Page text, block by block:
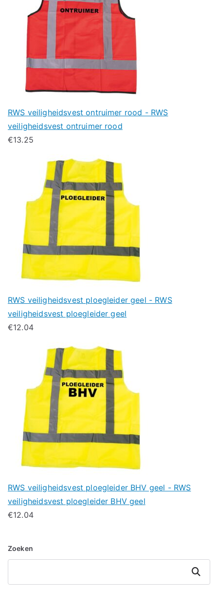
RWS veiligheidsvest ontruimer rood - RWS
veiligheidsvest ontruimer rood
€13.25
RWS veiligheidsvest ploegleider geel - RWS
veiligheidsvest ploegleider geel
€12.04
RWS veiligheidsvest ploegleider BHV geel - RWS
veiligheidsvest ploegleider BHV geel
€12.04
Zoeken
Zoeken